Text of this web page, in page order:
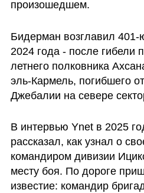
произошедшем.
Бидерман возглавил 401-
2024 года - после гибели
летнего полковника
эль-Кармель, погибшего
Джебалии на севере
В интервью Ynet в 2025
рассказал, как узнал о
командиром дивизии
месту боя. По дороге
известие: командир